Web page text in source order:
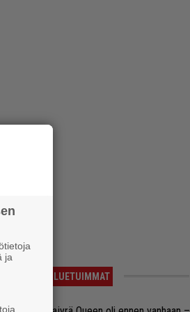
LUETUIMMAT
ja